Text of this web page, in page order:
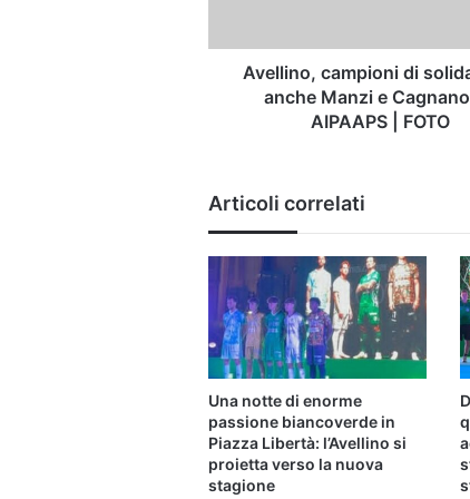
da
AIPAAPSAvellino, campioni di
anche Manzi e
AIPAAPS | FOTO
Articoli correlati
Una notte di enorme
passione biancoverde in
Piazza Libertà: l’Avellino si
proietta verso la nuova
stagione